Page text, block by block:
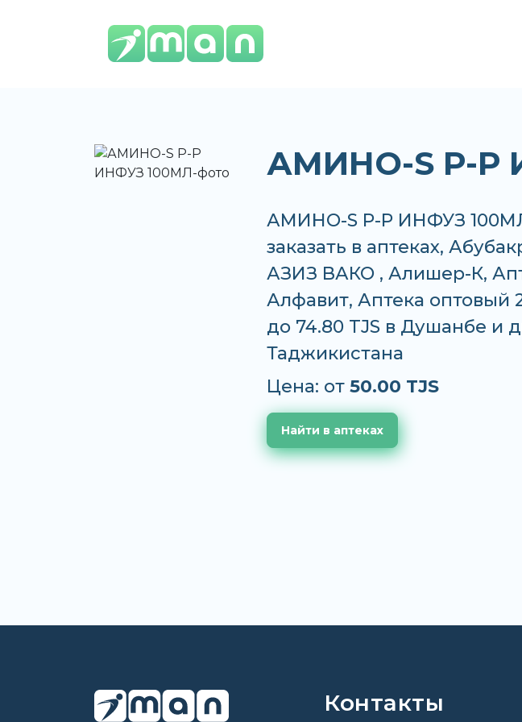
АМИНО-S Р-Р
АМИНО-S Р-Р ИНФУЗ
заказать в аптеках,
АЗИЗ ВАКО , Алишер-К,
Алфавит, Аптека оптовый
до 74.80 TJS в Душанбе и
Таджикистана
Цена: от 50.00 TJS
Найти в аптеках
Контакты